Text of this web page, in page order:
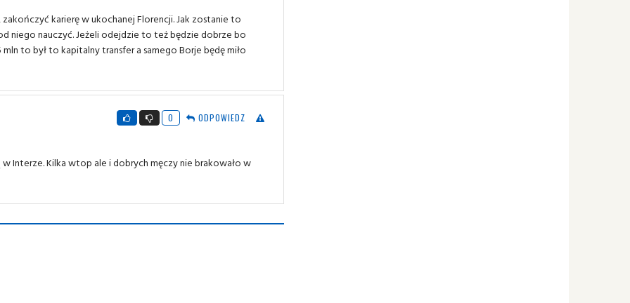
karierę w ukochanej Florencji. Jak zostanie to
niego nauczyć. Jeżeli odejdzie to też będzie dobrze bo
to był to kapitalny transfer a samego Borje będę miło
0 ODPOWIEDZ
Interze. Kilka wtop ale i dobrych męczy nie brakowało w